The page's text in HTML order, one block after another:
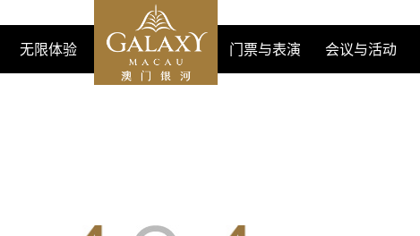
无限体验 门票与表演 会议与活动